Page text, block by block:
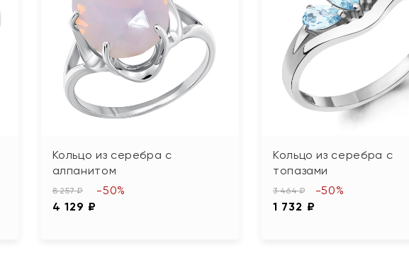
Кольцо из серебра с
алпанитом
8 257 ₽
4 129 ₽
-50%
Кольцо из серебра с
топазами
3 464 ₽
1 732 ₽
-50%